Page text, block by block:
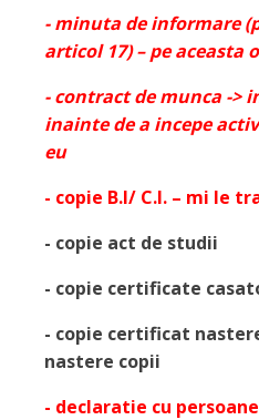
- minuta de informare
articol 17) – pe aceasta
- contract de munca ->
inainte de a incepe
eu
- copie B.I/ C.I. – mi le
- copie act de studii
- copie certificate
- copie certificat
nastere copii
- declaratie cu